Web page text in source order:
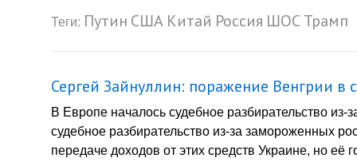
Теги: Путин США Китай Россия ШОС Трамп
Сергей Зайнуллин: поражение Венгрии в
В Европе началось судебное разбирательство
судебное разбирательство из-за замороженных
передаче доходов от этих средств Украине, но её